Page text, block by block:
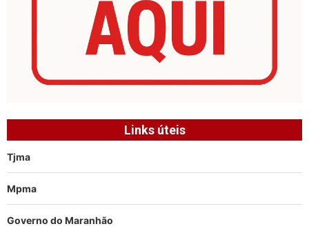
Links úteis
Tjma
Mpma
Governo do Maranhão